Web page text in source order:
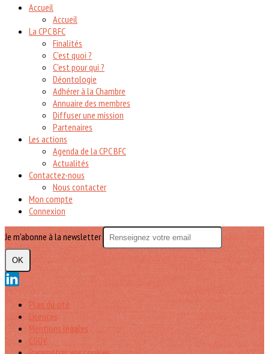
Accueil
Accueil
La CPC BFC
Finalités
C'est quoi ?
C'est pour qui ?
Déontologie
Adhérer à la Chambre
Annuaire des membres
Diffuser une mission
Partenaires
Les actions
Agenda de la CPC BFC
Actualités
Contactez-nous
Nous contacter
Mon compte
Connexion
Je m'abonne à la newsletter
OK
Plan du site
Licences
Mentions légales
CGUV